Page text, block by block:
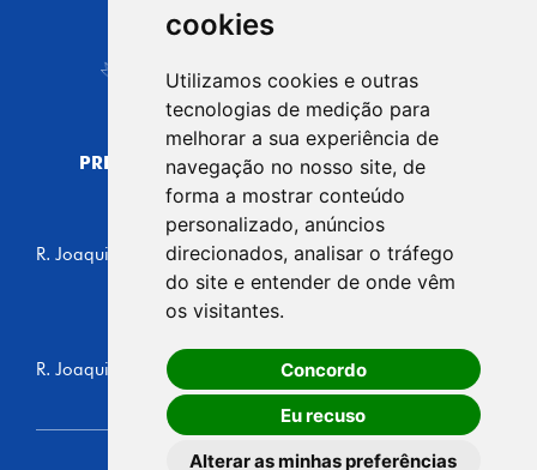
cookies
Utilizamos cookies e outras
tecnologias de medição para
melhorar a sua experiência de
navegação no nosso site, de
forma a mostrar conteúdo
personalizado, anúncios
direcionados, analisar o tráfego
do site e entender de onde vêm
os visitantes.
Concordo
Eu recuso
Alterar as minhas preferências
CIDADE DE
Carapicuíba
PREFEITURA MUNICIPAL DE CARAPICUÍBA
CNPJ: 44.892.693/0001-40
CENTRO ADMINISTRATIVO
R. Joaquim das Neves, 211 - Vila Caldas, Carapicuíba/SP
CEP: 06310-030, Brasil
Telefone: 4164-5500
GABINETE DO PREFEITO
R. Joaquim das Neves, 205 - Vila Caldas, Carapicuíba/SP
CEP: 06310-030, Brasil